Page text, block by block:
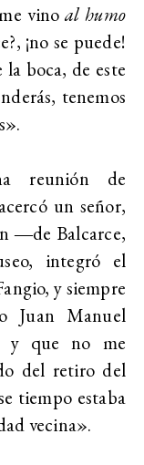
vinoal humo
¡no se puede!
boca, de este
tenemos
reunión de
un señor,
―de Balcarce,
integró el
y siempre
Juan Manuel
y que no me
del retiro del
tiempo estaba
vecina».